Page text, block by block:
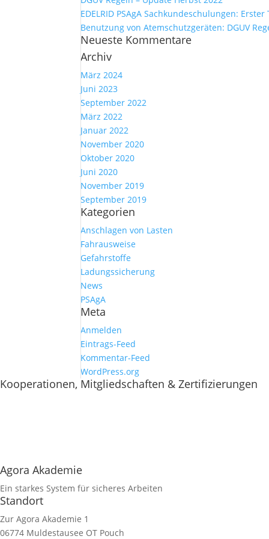
EDELRID PSAgA Sachkundeschulungen:
Benutzung von Atemschutzgeräten: DGUV
Neueste Kommentare
Archiv
März 2024
Juni 2023
September 2022
März 2022
Januar 2022
November 2020
Oktober 2020
Juni 2020
November 2019
September 2019
Kategorien
Anschlagen von Lasten
Fahrausweise
Gefahrstoffe
Ladungssicherung
News
PSAgA
Meta
Anmelden
Eintrags-Feed
Kommentar-Feed
WordPress.org
Kooperationen, Mitgliedschaften & Zertifizierungen
Agora Akademie
Ein starkes System für sicheres Arbeiten
Standort
Zur Agora Akademie 1
06774 Muldestausee OT Pouch